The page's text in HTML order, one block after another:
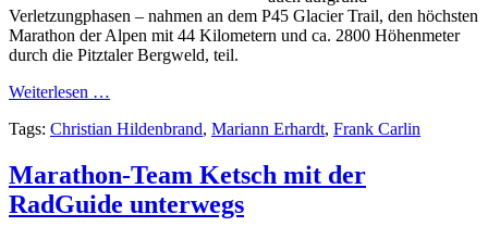
Verletzungphasen – nahmen an dem P45 Glacier Trail, den höchsten
Marathon der Alpen mit 44 Kilometern und ca. 2800 Höhenmeter
durch die Pitztaler Bergweld, teil.
Weiterlesen …
Tags: Christian Hildenbrand, Mariann Erhardt, Frank Carlin
Marathon-Team Ketsch mit der
RadGuide unterwegs